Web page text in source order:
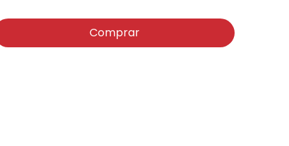
Comprar